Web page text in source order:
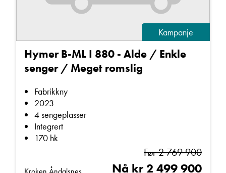
Kampanje
Hymer B-ML I 880 - Alde / Enkle
senger / Meget romslig
Fabrikkny
2023
4 sengeplasser
Integrert
170 hk
Før 2 769 900
Nå kr 2 499 900